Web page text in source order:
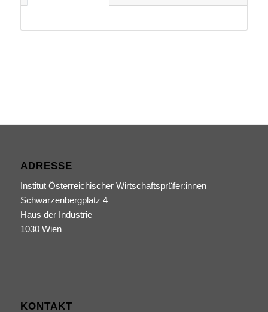
ADRESSE
Institut Österreichischer Wirtschaftsprüfer:innen
Schwarzenbergplatz 4
Haus der Industrie
1030 Wien
KONTAKT